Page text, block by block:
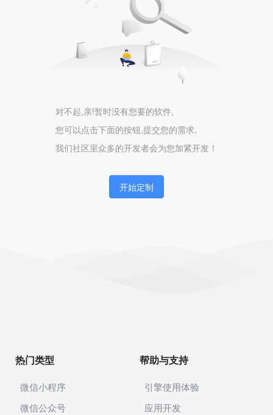
对不起,亲!暂时没有您要的软件,
您可以点击下面的按钮,提交您的需求,
我们社区里众多的开发者会为您加紧开发！
开始定制
热门类型
微信小程序
微信公众号
帮助与支持
引擎使用体验
应用开发